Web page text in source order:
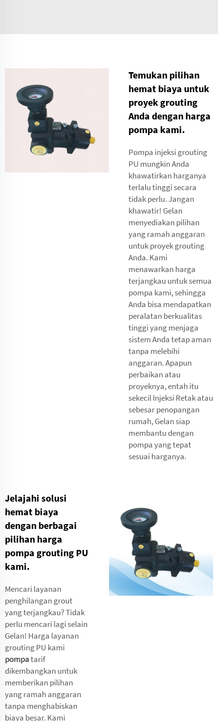
Temukan pilihan
hemat biaya untuk
proyek grouting
Anda dengan harga
pompa kami.
Pompa injeksi grouting
PU mungkin Anda
khawatirkan harganya
terlalu tinggi secara
tidak perlu. Jangan
khawatir! Gelan
menyediakan pilihan
yang ramah anggaran
untuk proyek grouting
Anda. Kami
menawarkan harga
terjangkau untuk semua
pompa kami, sehingga
Anda bisa mendapatkan
peralatan berkualitas
tinggi yang menjaga
sistem Anda tetap aman
tanpa melebihi
anggaran. Apapun
perbaikan atau
proyeknya, entah itu
sekecil Injeksi Retak atau
sebesar penopangan
rumah, Gelan siap
membantu dengan
pompa yang tepat
sesuai harganya.
Jelajahi solusi
hemat biaya
dengan berbagai
pilihan harga
pompa grouting PU
kami.
Mencari layanan
penghilangan grout
yang terjangkau? Tidak
perlu mencari lagi selain
Gelan! Harga layanan
grouting PU kami
pompatarif
dikembangkan untuk
memberikan pilihan
yang ramah anggaran
tanpa menghabiskan
biaya besar. Kami